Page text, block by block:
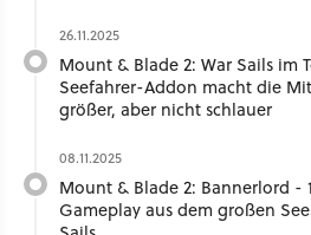
26.11.2025
Mount & Blade 2: War Sails im
Seefahrer-Addon macht die
größer, aber nicht schlauer
08.11.2025
Mount & Blade 2: Bannerlord -
Gameplay aus dem großen